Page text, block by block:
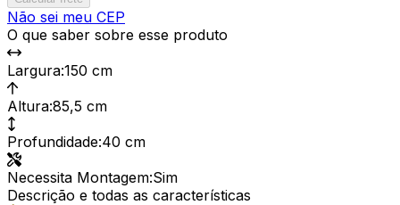
Não sei meu CEP
O que saber sobre esse produto
Largura:150 cm
Altura:85,5 cm
Profundidade:40 cm
Necessita Montagem:Sim
Descrição e todas as características